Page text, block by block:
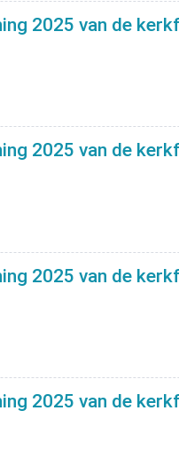
2025 van de
2025 van de
2025 van de
2025 van de